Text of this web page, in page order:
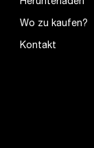
Herunterladen
Wo zu kaufen?
Kontakt